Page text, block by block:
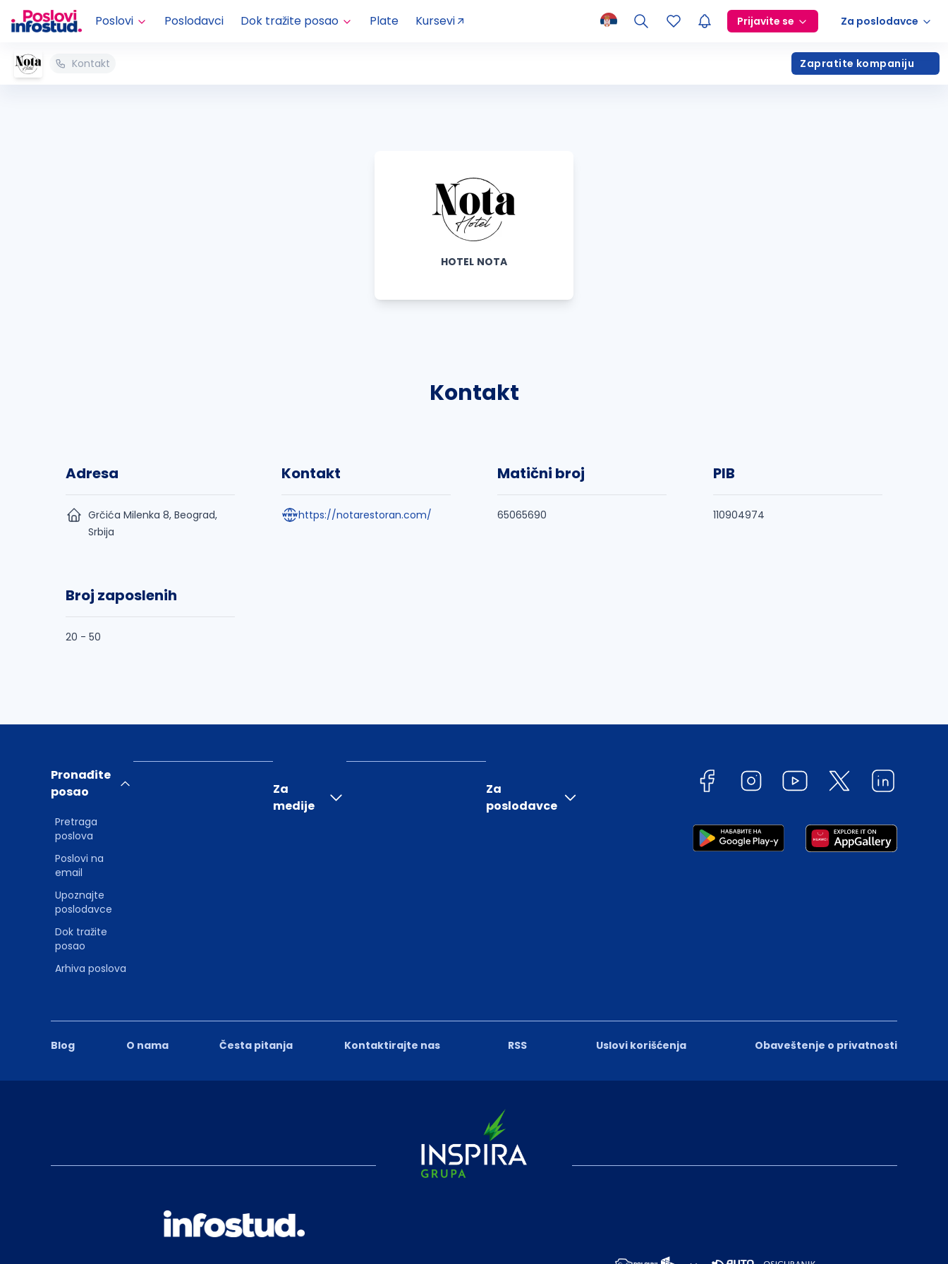
Poslovi Poslodavci Dok tražite posao Plate Kursevi Prijavite se Za poslodavce
Kontakt Zapratite kompaniju
HOTEL NOTA
Kontakt
Adresa
Grčića Milenka 8, Beograd,
Srbija
Kontakt
https://notarestoran.com/
Matični broj
65065690
PIB
110904974
Broj zaposlenih
20 - 50
Blog O nama Česta pitanja Kontaktirajte nas RSS Uslovi korišćenja Obaveštenje o privatnosti
Pronađite
posao
Pretraga
poslova
Poslovi na
email
Upoznajte
poslodavce
Dok tražite
posao
Arhiva poslova
Za
medije
Za
poslodavce